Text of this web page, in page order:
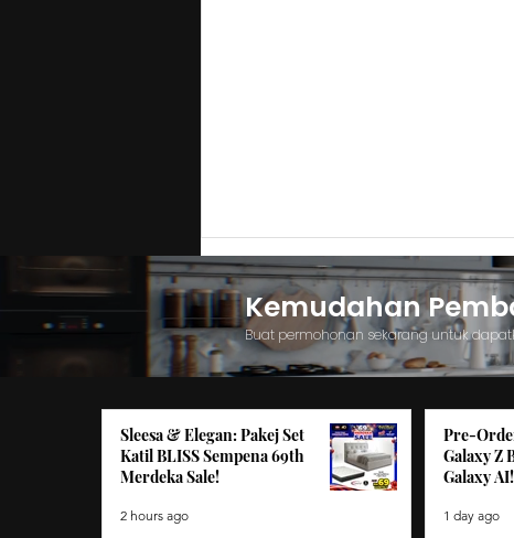
Pre-Order Siri Samsung
Galaxy Z Baharu Dengan
Kemudahan
Buat permohonan sekarang untuk
Sleesa & Elegan: Pakej Set
Katil BLISS Sempena 69th
Merdeka Sale!
2 hours ago
Pre-
Galaxy Z
Galaxy AI!
1 day ago